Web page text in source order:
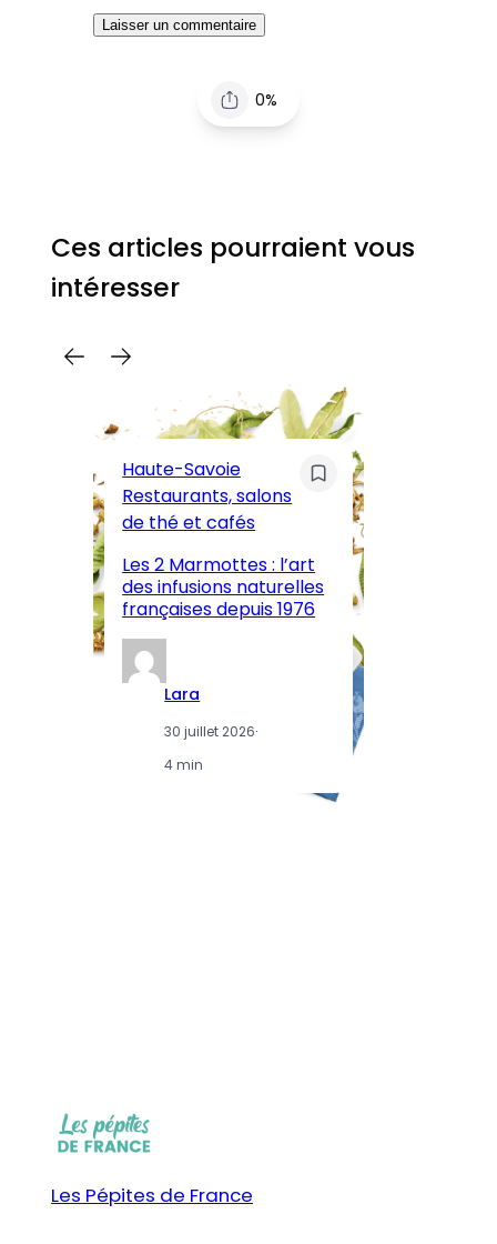
0%
Ces articles pourraient vous
intéresser
Haute-Savoie
Restaurants, salons
de thé et cafés
Les 2 Marmottes : l’art
des infusions naturelles
françaises depuis 1976
Lara
30 juillet 2026·
4 min
Les Pépites de France